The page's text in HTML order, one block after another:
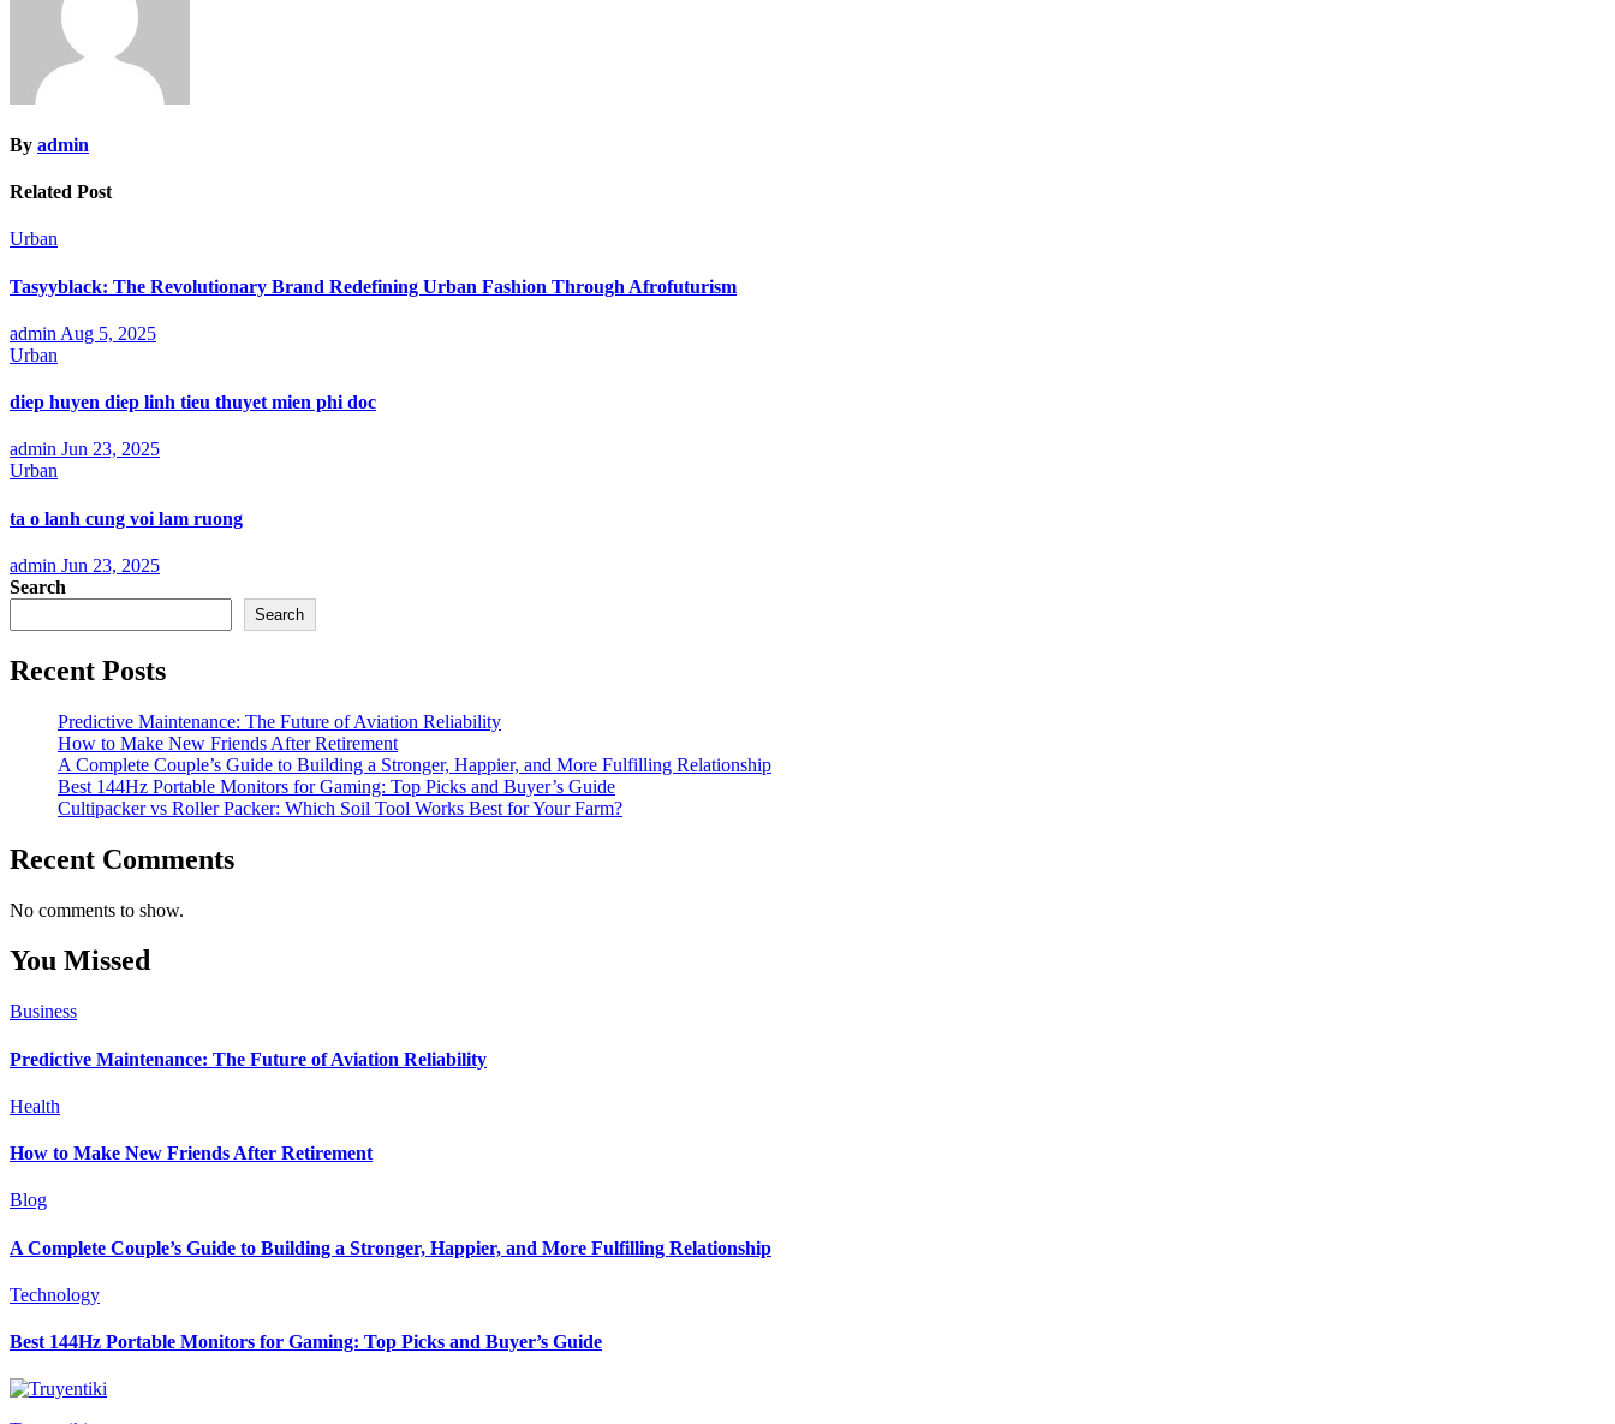
By admin
Related Post
Urban
Tasyyblack: The Revolutionary Brand Redefining Urban Fashion Through Afrofuturism
admin Aug 5, 2025
Urban
diep huyen diep linh tieu thuyet mien phi doc
admin Jun 23, 2025
Urban
ta o lanh cung voi lam ruong
admin Jun 23, 2025
Search
Search
Recent Posts
Predictive Maintenance: The Future of Aviation Reliability
How to Make New Friends After Retirement
A Complete Couple’s Guide to Building a Stronger, Happier, and More Fulfilling Relationship
Best 144Hz Portable Monitors for Gaming: Top Picks and Buyer’s Guide
Cultipacker vs Roller Packer: Which Soil Tool Works Best for Your Farm?
Recent Comments
No comments to show.
You Missed
Business
Predictive Maintenance: The Future of Aviation Reliability
Health
How to Make New Friends After Retirement
Blog
A Complete Couple’s Guide to Building a Stronger, Happier, and More Fulfilling Relationship
Technology
Best 144Hz Portable Monitors for Gaming: Top Picks and Buyer’s Guide